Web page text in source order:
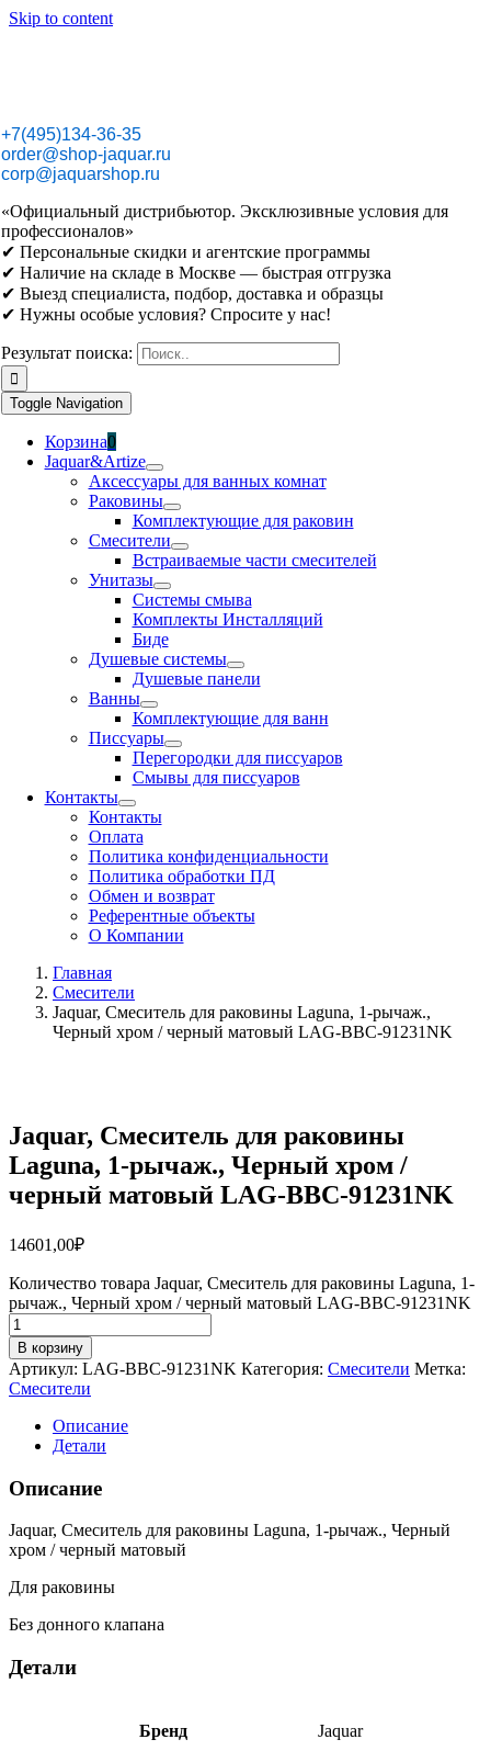
Skip to content
+7(495)134-36-35
order@shop-jaquar.ru
corp@jaquarshop.ru
«Официальный дистрибьютор. Эксклюзивные условия для
профессионалов»
✔ Персональные скидки и агентские программы
✔ Наличие на складе в Москве — быстрая отгрузка
✔ Выезд специалиста, подбор, доставка и образцы
✔ Нужны особые условия? Спросите у нас!
Результат поиска:
Toggle Navigation
Корзина0
Jaquar&Artize
Аксессуары для ванных комнат
Раковины
Комплектующие для раковин
Смесители
Встраиваемые части смесителей
Унитазы
Системы смыва
Комплекты Инсталляций
Биде
Душевые системы
Душевые панели
Ванны
Комплектующие для ванн
Писсуары
Перегородки для писсуаров
Смывы для писсуаров
Контакты
Контакты
Оплата
Политика конфиденциальности
Политика обработки ПД
Обмен и возврат
Референтные объекты
О Компании
Главная
Смесители
Jaquar, Смеситель для раковины Laguna, 1-рычаж.,
Черный хром / черный матовый LAG-BBC-91231NK
Jaquar, Смеситель для раковины
Laguna, 1-рычаж., Черный хром /
черный матовый LAG-BBC-91231NK
14601,00₽
Количество товара Jaquar, Смеситель для раковины Laguna, 1-
рычаж., Черный хром / черный матовый LAG-BBC-91231NK
В корзину
Артикул: LAG-BBC-91231NK Категория: Смесители Метка:
Смесители
Описание
Детали
Описание
Jaquar, Смеситель для раковины Laguna, 1-рычаж., Черный
хром / черный матовый
Для раковины
Без донного клапана
Детали
Бренд Jaquar